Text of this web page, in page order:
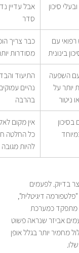
סיכון
אבל עדיין
סדר
עם
בינונית
כבר צריך
מסודרות
השפעה
יותר על
ניטור
התיעוד
נהיים
בהרבה
בסיכון
אין מקום
כל החלטה
להיות מגובה
בדיוק. לפעמים
דיגיטלית",
מתפקד כמערכת
אביזר שנראה פשוט
מחמיר יותר בגלל אופן